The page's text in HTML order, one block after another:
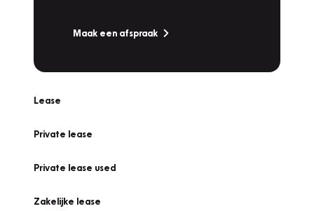
Maak een afspraak
Lease
Private lease
Private lease used
Zakelijke lease